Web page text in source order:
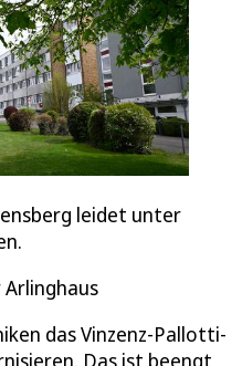
leidet unter
das Vinzenz-Pallotti-
Das ist beengt